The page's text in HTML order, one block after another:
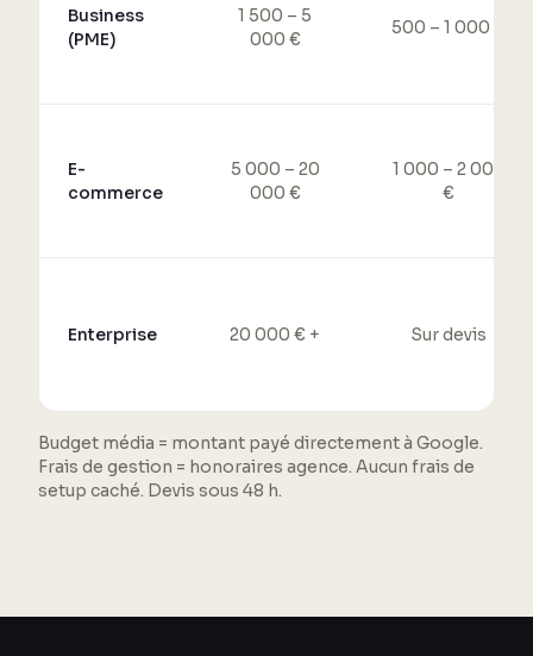
Business
(PME)
1 500 – 5
000 €
500 – 1 000 €
E-
commerce
5 000 – 20
000 €
1 000 – 2 000
€
Enterprise 20 000 € + Sur devis
Budget média = montant payé directement à Google.
Frais de gestion = honoraires agence. Aucun frais de
setup caché. Devis sous 48 h.